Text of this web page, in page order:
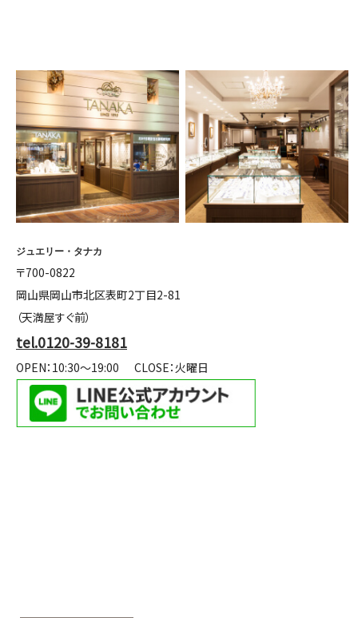
ジュエリー・タナカ
〒700-0822
岡山県岡山市北区表町2丁目2-81
（天満屋すぐ前）
tel.0120-39-8181
OPEN：10:30～19:00 CLOSE：火曜日